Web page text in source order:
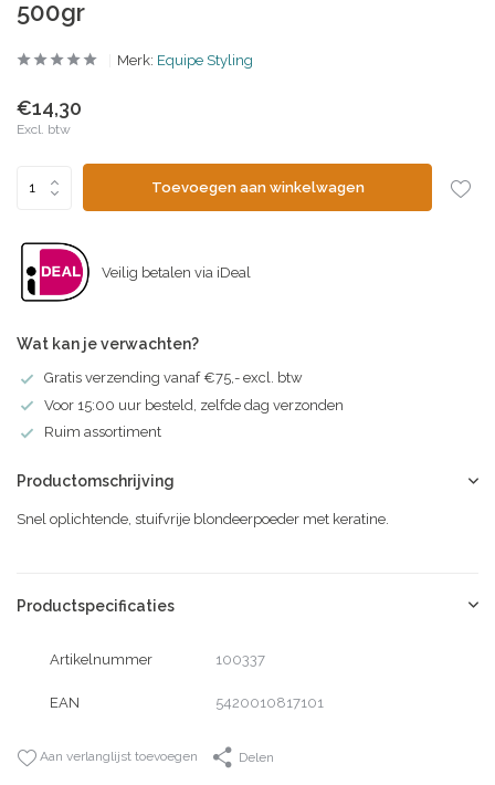
500gr
Merk: Equipe Styling
€14,30
Excl. btw
Toevoegen aan winkelwagen
Veilig betalen via iDeal
Wat kan je verwachten?
Gratis verzending vanaf €75,- excl. btw
Voor 15:00 uur besteld, zelfde dag verzonden
Ruim assortiment
Productomschrijving
Snel oplichtende, stuifvrije blondeerpoeder met keratine.
Productspecificaties
Artikelnummer 100337
EAN 5420010817101
Aan verlanglijst toevoegen Delen